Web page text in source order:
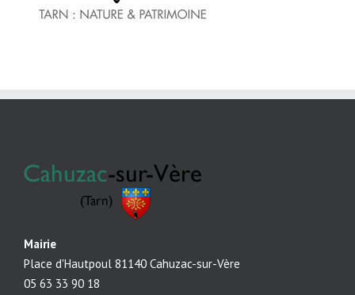
Mairie
Place d'Hautpoul 81140 Cahuzac-sur-Vère
05 63 33 90 18